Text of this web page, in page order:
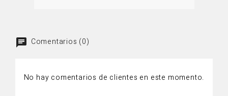
Comentarios (0)
No hay comentarios de clientes en este momento.